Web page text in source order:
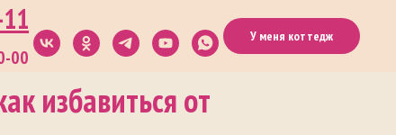
00
У меня коттедж
избавиться от